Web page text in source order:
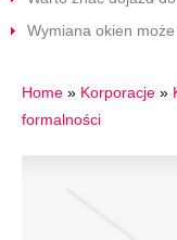
Wymiana okien
Home » Korporacje »
formalności